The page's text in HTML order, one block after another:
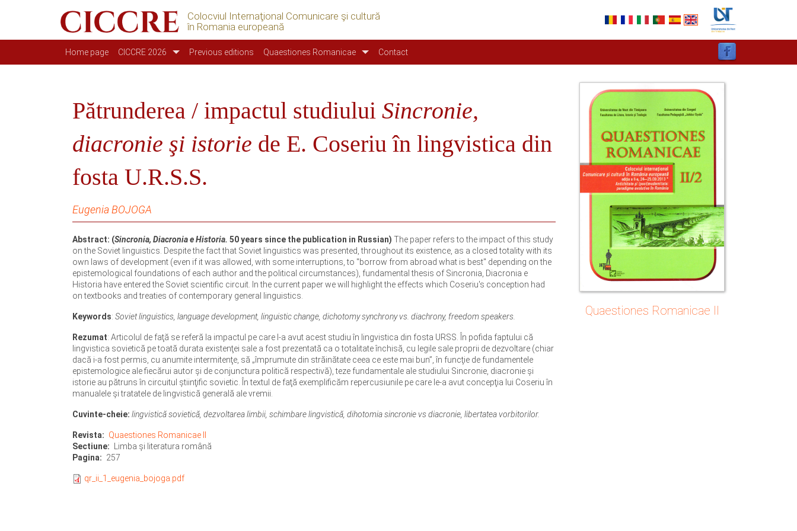
Colocviul Internaţional Comunicare şi cultură
în Romania europeană
Main navigation
Home page CICCRE 2026 Previous editions Quaestiones Romanicae Contact
Pătrunderea / impactul studiului Sincronie,
diacronie şi istorie de E. Coseriu în lingvistica din
fosta U.R.S.S.
Eugenia BOJOGA
Abstract: (Sincronia, Diacronia e Historia. 50 years since the publication in Russian) The paper refers to the impact of this study
on the Soviet linguistics. Despite the fact that Soviet linguistics was presented, throughout its existence, as a closed totality with its
own laws of development (even if it was allowed, with some interruptions, to "borrow from abroad what is best" depending on the
epistemological foundations of each author and the political circumstances), fundamental thesis of Sincronia, Diacronia e
Historia have entered the Soviet scientific circuit. In the current paper we will highlight the effects which Coseriu's conception had
on textbooks and treaties of contemporary general linguistics.
Keywords: Soviet linguistics, language development, linguistic change, dichotomy synchrony vs. diachrony, freedom speakers.
Rezumat: Articolul de faţă se referă la impactul pe care l-a avut acest studiu în lingvistica din fosta URSS. În pofida faptului că
lingvistica sovietică pe toată durata existenţei sale a fost prezentată ca o totalitate închisă, cu legile sale proprii de dezvoltare (chiar
dacă i-a fost permis, cu anumite intermitenţe, să „împrumute din străinătate ceea ce este mai bun”, în funcţie de fundamentele
epistemologice ale fiecărui autor şi de conjunctura politică respectivă), teze fundamentale ale studiului Sincronie, diacronie şi
istorie au pătruns în circuitul ştiinţific sovietic. În textul de faţă exemplificăm repercusiunile pe care le-a avut concepţia lui Coseriu în
manualele şi tratatele de lingvistică generală ale vremii.
Cuvinte-cheie: lingvistică sovietică, dezvoltarea limbii, schimbare lingvistică, dihotomia sincronie vs diacronie, libertatea vorbitorilor.
Revista
Quaestiones Romanicae II
Sectiune
Limba şi literatura română
Pagina
257
qr_ii_1_eugenia_bojoga.pdf
Quaestiones Romanicae II